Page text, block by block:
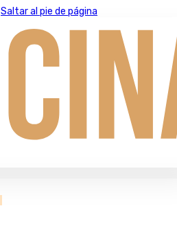
Saltar al pie de página